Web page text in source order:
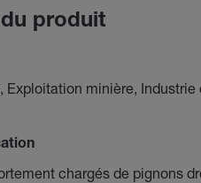
produit
Exploitation minière, Industrie
chargés de pignons